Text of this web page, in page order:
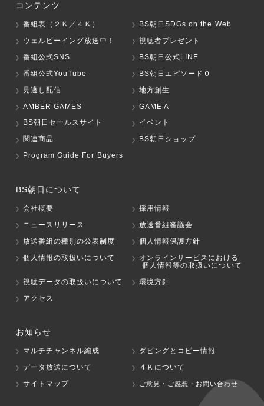
コンテンツ
番組表（２Ｋ／４Ｋ）
BS朝日SDGs on the Web
ウェルビーイング放送中！
視聴者プレゼント
番組公式SNS
BS朝日公式LINE
番組公式YouTube
BS朝日エピソード０
見逃し配信
地方創生
AMBER GAMES
GAME A
BS朝日セールスサイト
イベント
関連商品
BS朝日ショップ
Program Guide For Buyers
BS朝日について
会社概要
採用情報
ニュースリリース
放送番組審議会
放送番組の種別の公表制度
個人情報保護方針
個人情報の取扱いについて
オンラインサービスにおける
個人情報等の取扱いについて
視聴データの取扱いについて
環境方針
アクセス
お知らせ
マルチチャンネル編成
ダビングとコピー情報
データ放送について
４Ｋについて
サイトマップ
ご意見・ご感想・お問い合わせ